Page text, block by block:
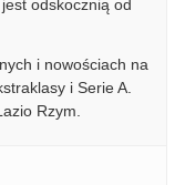
odskocznią od
i nowościach na
i Serie A.
Rzym.